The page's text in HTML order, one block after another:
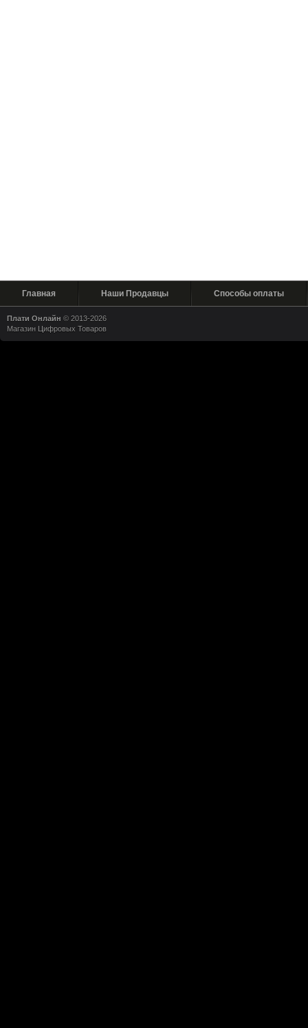
Главная Наши Продавцы Способы оплаты
Плати Онлайн © 2013-2026
Магазин Цифровых Товаров